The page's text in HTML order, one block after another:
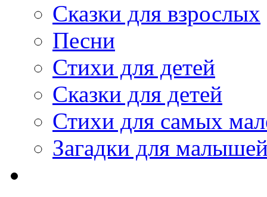
Сказки для взрослых
Песни
Стихи для детей
Сказки для детей
Стихи для самых
Загадки для